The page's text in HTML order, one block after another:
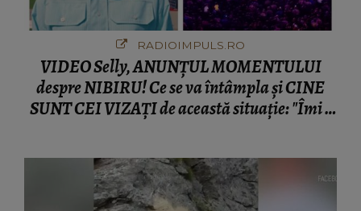
RADIOIMPULS.RO
VIDEO Selly, ANUNȚUL MOMENTULUI
despre NIBIRU! Ce se va întâmpla și CINE
SUNT CEI VIZAȚI de această situație: "Îmi e